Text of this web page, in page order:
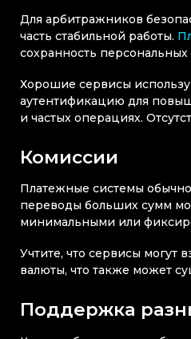
Для арбитражников
часть стабильной работы.
сохранность
Хорошие сервисы
аутентификацию для
и частых операциях.
Комиссии
Платежные системы
переводы больших сумм
минимальными или
Учтите, что сервисы могут
валюты, что также может
Поддержка